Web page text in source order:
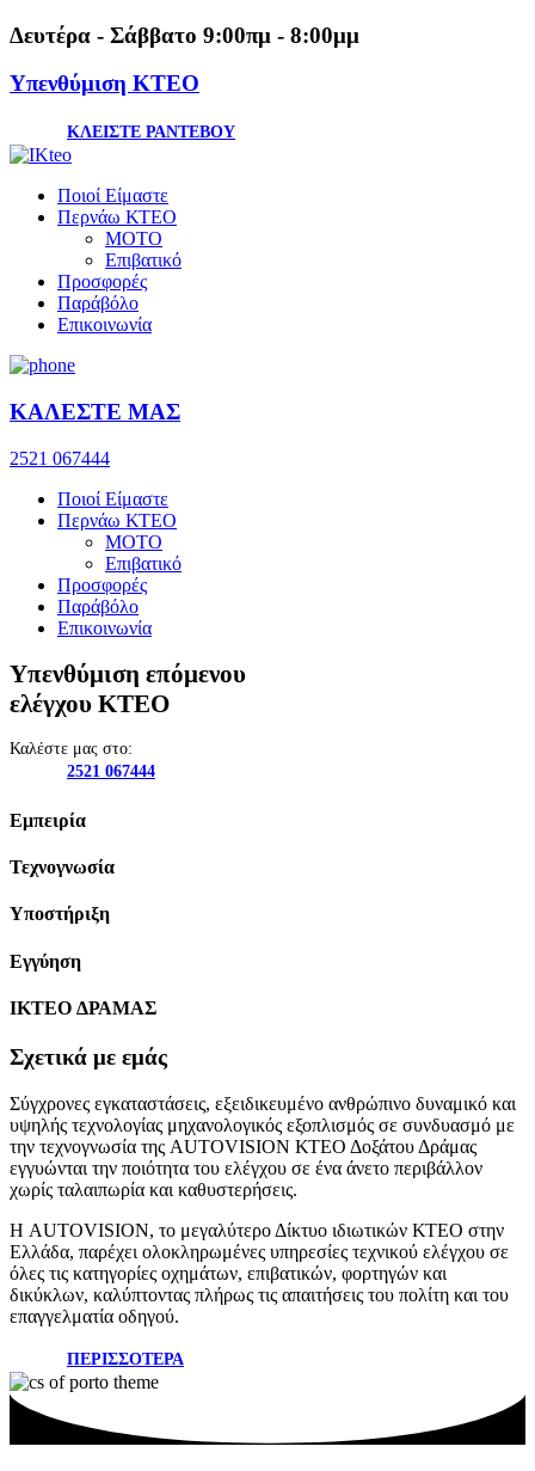
Δευτέρα - Σάββατο 9:00πμ - 8:00μμ
Υπενθύμιση ΚΤΕΟ
ΚΛΕΙΣΤΕ ΡΑΝΤΕΒΟΥ
Ποιοί Είμαστε
Περνάω ΚΤΕΟ
ΜΟΤΟ
Επιβατικό
Προσφορές
Παράβόλο
Επικοινωνία
ΚΑΛΕΣΤΕ ΜΑΣ
2521 067444
Ποιοί Είμαστε
Περνάω ΚΤΕΟ
ΜΟΤΟ
Επιβατικό
Προσφορές
Παράβόλο
Επικοινωνία
Υπενθύμιση επόμενου
ελέγχου ΚΤΕΟ
Καλέστε μας στο:
2521 067444
Εμπειρία
Τεχνογνωσία
Υποστήριξη
Εγγύηση
IKTEO ΔΡΑΜΑΣ
Σχετικά με εμάς
Σύγχρονες εγκαταστάσεις, εξειδικευμένο ανθρώπινο δυναμικό και
υψηλής τεχνολογίας μηχανολογικός εξοπλισμός σε συνδυασμό με
την τεχνογνωσία της AUTOVISION ΚΤΕΟ Δοξάτου Δράμας
εγγυώνται την ποιότητα του ελέγχου σε ένα άνετο περιβάλλον
χωρίς ταλαιπωρία και καθυστερήσεις.
Η AUTOVISION, το μεγαλύτερο Δίκτυο ιδιωτικών ΚΤΕΟ στην
Ελλάδα, παρέχει ολοκληρωμένες υπηρεσίες τεχνικού ελέγχου σε
όλες τις κατηγορίες οχημάτων, επιβατικών, φορτηγών και
δικύκλων, καλύπτοντας πλήρως τις απαιτήσεις του πολίτη και του
επαγγελματία οδηγού.
ΠΕΡΙΣΣΟΤΕΡΑ